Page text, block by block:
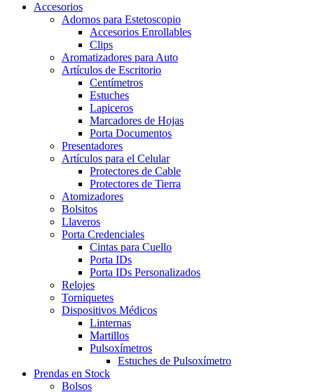
Accesorios
Adornos para Estetoscopio
Accesorios Enrollables
Clips
Aromatizadores para Auto
Artículos de Escritorio
Centímetros
Estuches
Lapiceros
Marcadores de Hojas
Porta Documentos
Presentadores
Artículos para el Celular
Protectores de Cable
Protectores de Tierra
Atomizadores
Bolsitos
Llaveros
Porta Credenciales
Cintas para Cuello
Porta IDs
Porta IDs Personalizados
Relojes
Torniquetes
Dispositivos Médicos
Linternas
Martillos
Pulsoxímetros
Estuches de Pulsoxímetro
Prendas en Stock
Bolsos